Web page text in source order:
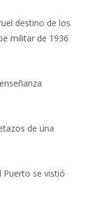
destino de los
militar de 1936
de una
Puerto se vistió